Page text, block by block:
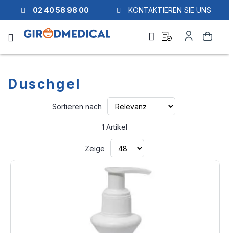
02 40 58 98 00 KONTAKTIEREN SIE UNS
Suche
quote
Konto
Duschgel
Sortieren nach
1 Artikel
Zeige